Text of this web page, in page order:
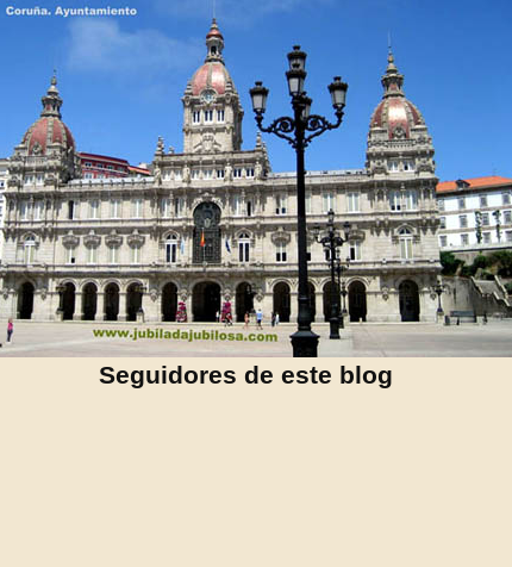
Seguidores de este blog